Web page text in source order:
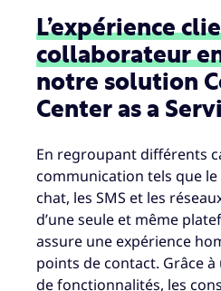
L’expérience
collaborateur
notre solution
Center as a
En regroupant différents
communication tels que le
chat, les SMS et les
d’une seule et même
assure une expérience
points de contact. Grâce
de fonctionnalités, les